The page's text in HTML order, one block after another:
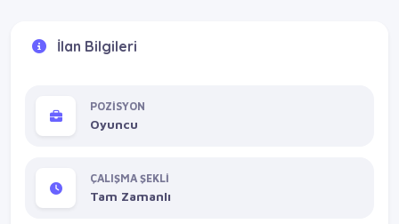
İlan Bilgileri
POZİSYON
Oyuncu
ÇALIŞMA ŞEKLİ
Tam Zamanlı